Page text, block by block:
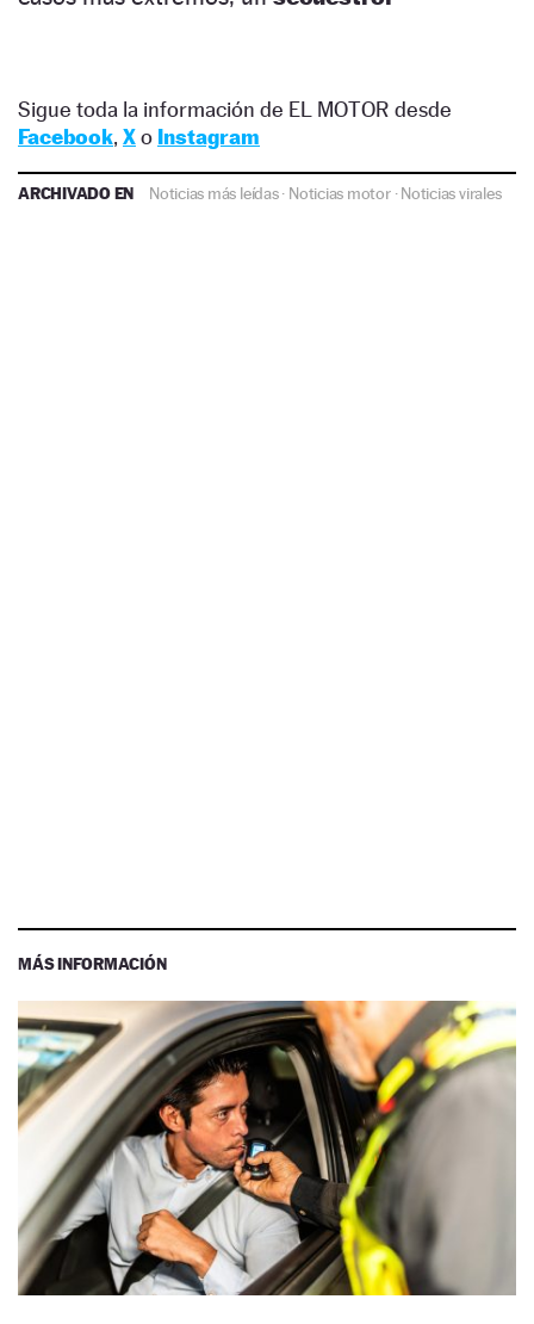
Sigue toda la información de EL MOTOR desde
Facebook, Xo Instagram
ARCHIVADO EN Noticias más leídas· Noticias motor·Noticias virales
MÁS INFORMACIÓN